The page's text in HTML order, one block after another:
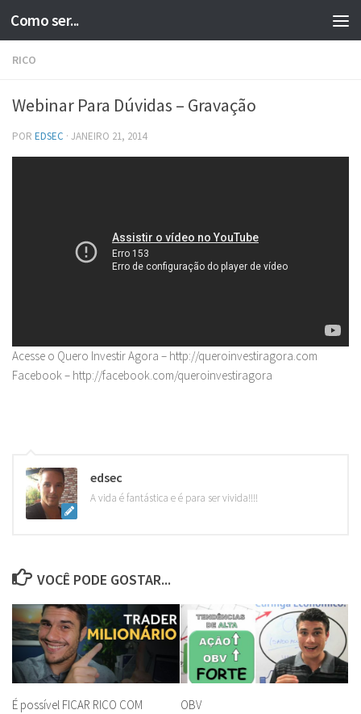
Skip to content
Como ser...
RICO
Webinar Para Dúvidas – Gravação
POR EDSEC · JANEIRO 21, 2014
Acesse o Quero Investir Agora – http://queroinvestiragora.com
Facebook – http://facebook.com/queroinvestiragora
edsec
A vida é fantástica e é para ser vivida!!!!
VOCÊ PODE GOSTAR...
É possível FICAR RICO COM
OBV